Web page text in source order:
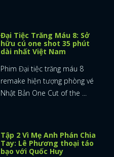
Đại Tiệc Trăng Máu 8: Sở
hữu cú one shot 35 phút
dài nhất Việt Nam
Phim Đại tiệc trăng máu 8
remake hiện tượng phòng vé
Nhật Bản One Cut of the ...
Tập 2 Vì Mẹ Anh Phán Chia
Tay: Lê Phương thoại táo
bạo với Quốc Huy